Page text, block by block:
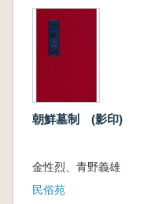
朝鮮墓制 (影印)
金性烈、青野義雄
民俗苑